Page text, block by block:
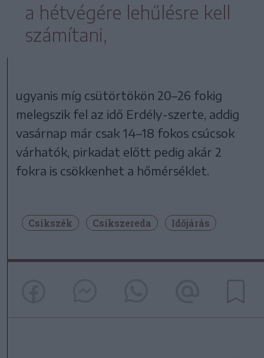
a hétvégére lehűlésre kell
számítani,
ugyanis míg csütörtökön 20–26 fokig
melegszik fel az idő Erdély-szerte, addig
vasárnap már csak 14–18 fokos csúcsok
várhatók, pirkadat előtt pedig akár 2
fokra is csökkenhet a hőmérséklet.
Csíkszék Csíkszereda Időjárás